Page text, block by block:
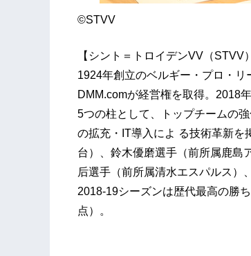
©︎STVV
【シント＝トロイデンVV（STVV
1924年創立のベルギー・プロ・
DMM.comが経営権を取得。2018
5つの柱として、トップチームの
の拡充・IT導入によ る技術革新を
台）、鈴木優磨選手（前所属鹿島
后選手（前所属清水エスパルス）
2018-19シーズンは歴代最高の勝
点）。